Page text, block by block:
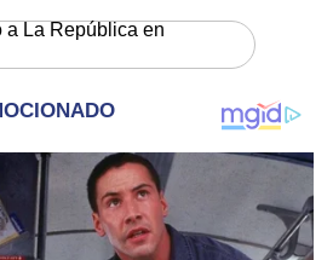
a La República en